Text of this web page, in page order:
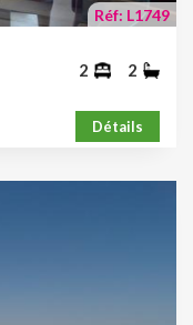
Réf: L1749
2 2
Détails